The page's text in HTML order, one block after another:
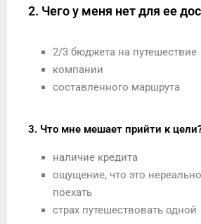
2. Чего у меня нет для ее
2/3 бюджета на путешествие
компании
составленного маршрута
3. Что мне мешает прийти к
наличие кредита
ощущение, что это
поехать
страх путешествовать одной